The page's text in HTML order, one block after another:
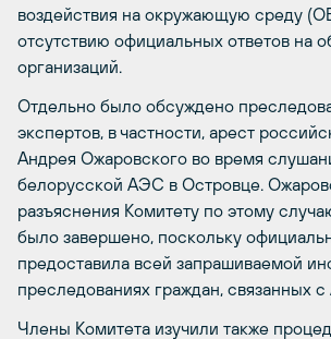
воздействия на окружающую среду
отсутствию официальных ответов на
организаций.
Отдельно было обсуждено
экспертов, в частности, арест
Андрея Ожаровского во время
белорусской АЭС в Островце.
разъяснения Комитету по этому
было завершено, поскольку
предоставила всей запрашиваемой
преследованиях граждан, связанных
Члены Комитета изучили также